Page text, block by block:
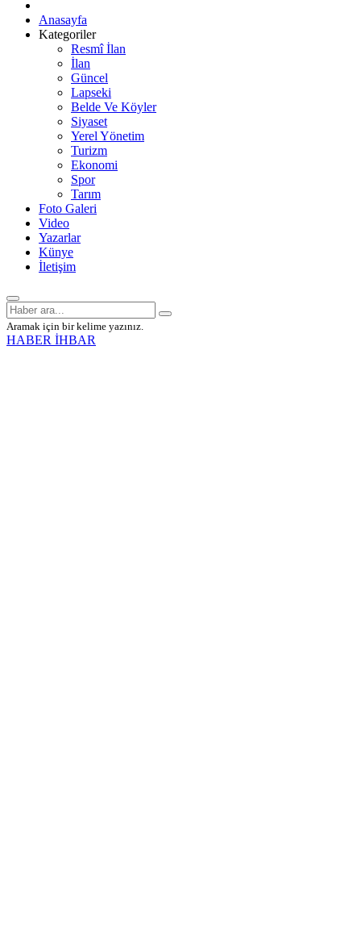
Anasayfa
Kategoriler
Resmî İlan
İlan
Güncel
Lapseki
Belde Ve Köyler
Siyaset
Yerel Yönetim
Turizm
Ekonomi
Spor
Tarım
Foto Galeri
Video
Yazarlar
Künye
İletişim
Aramak için bir kelime yazınız.
HABER İHBAR